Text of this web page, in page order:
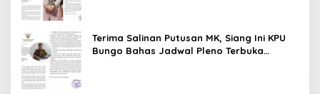
Terima Salinan Putusan MK, Siang Ini KPU
Bungo Bahas Jadwal Pleno Terbuka